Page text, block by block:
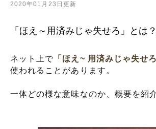
2020年01月23日更新
「ほえ～用済みじゃ失せろ」とは
ネット上で 「ほえ~ 用済みじゃ失せろ
使われることがあります。
一体どの様な意味なのか、概要を紹